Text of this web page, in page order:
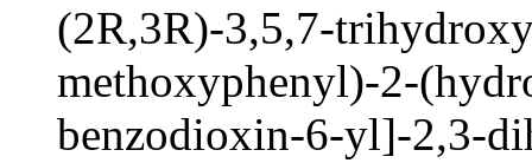
(2R,3R)-3,5,7-
methoxyphenyl)-2-
benzodioxin-6-yl]-2,3-